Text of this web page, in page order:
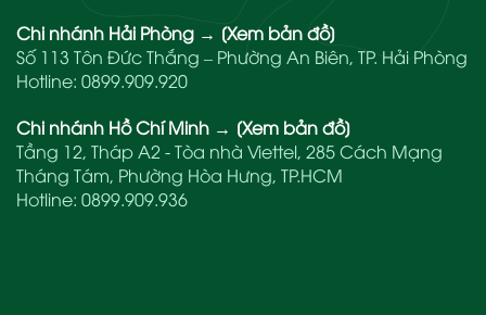
Chi nhánh Hải Phòng → [Xem bản đồ]
Số 113 Tôn Đức Thắng – Phường An Biên, TP. Hải Phòng
Hotline: 0899.909.920
Chi nhánh Hồ Chí Minh → [Xem bản đồ]
Tầng 12, Tháp A2 - Tòa nhà Viettel, 285 Cách Mạng
Tháng Tám, Phường Hòa Hưng, TP.HCM
Hotline: 0899.909.936